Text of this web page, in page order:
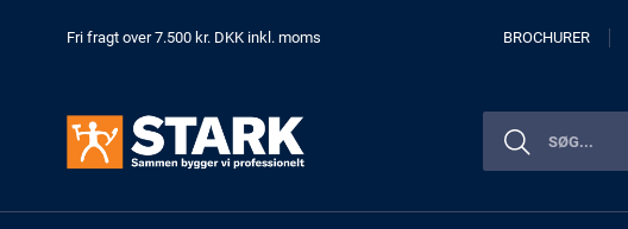
Fri fragt over 7.500 kr. DKK inkl. moms BROCHURER